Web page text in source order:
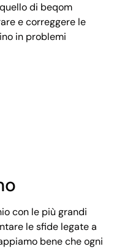
di beqom
e correggere le
in problemi
con le più grandi
le sfide legate a
bene che ogni